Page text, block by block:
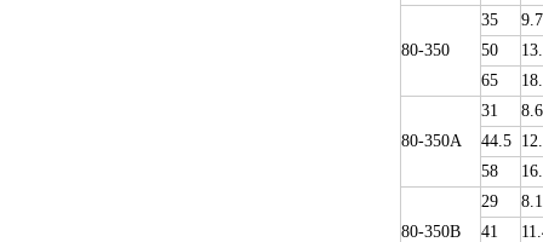
80-350
35
50
65
80-350A
31
8.6
44.5
58
80-350B
29
8.1
41